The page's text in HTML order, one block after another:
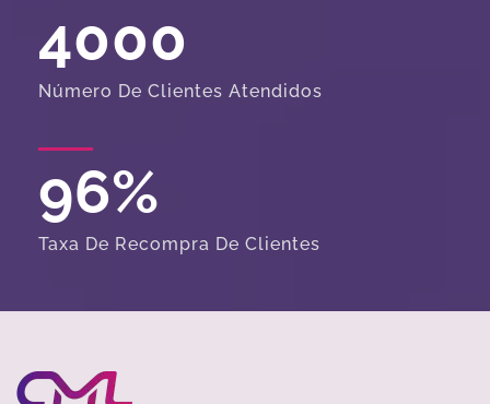
4000
Número De Clientes Atendidos
96%
Taxa De Recompra De Clientes